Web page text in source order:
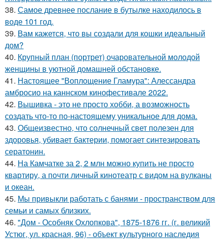
38. Самое древнее послание в бутылке находилось в
воде 101 год.
39. Вам кажется, что вы создали для кошки идеальный
дом?
40. Крупный план (портрет) очаровательной молодой
женщины в уютной домашней обстановке.
41. Настоящее "Воплощение Гламура": Алессандра
амбросио на каннском кинофестивале 2022.
42. Вышивка - это не просто хобби, а возможность
создать что-то по-настоящему уникальное для дома.
43. Общеизвестно, что солнечный свет полезен для
здоровья, убивает бактерии, помогает синтезировать
сератонин.
44. На Камчатке за 2, 2 млн можно купить не просто
квартиру, а почти личный кинотеатр с видом на вулканы
и океан.
45. Мы привыкли работать с банями - пространством для
семьи и самых близких.
46. "Дом - Особняк Охлопкова", 1875-1876 гг. (г. великий
Устюг, ул. красная, 96) - объект культурного наследия